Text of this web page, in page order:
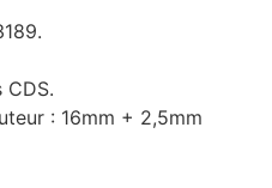
: 16mm + 2,5mm